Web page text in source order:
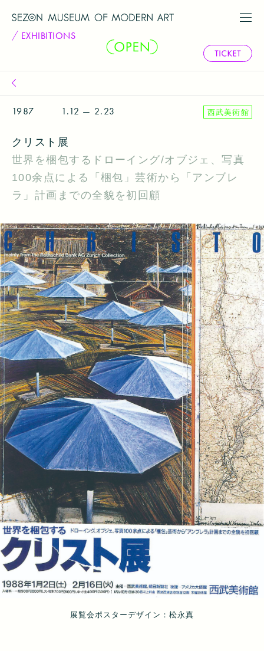
EXHIBITIONS
西武美術館
1987 1.12 — 2.23
クリスト展
世界を梱包するドローイング/オブジェ、写真
100余点による「梱包」芸術から「アンブレ
ラ」計画までの全貌を初回顧
展覧会ポスターデザイン：松永真